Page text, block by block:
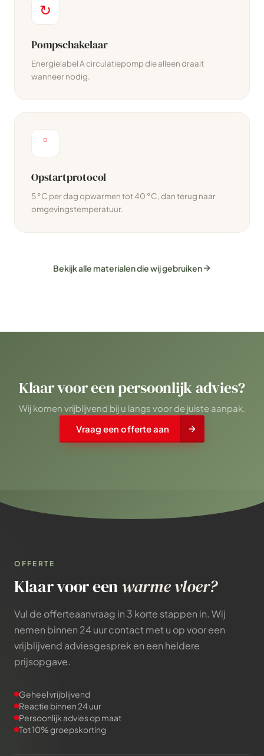
↻
Pompschakelaar
Energielabel A circulatiepomp die alleen draait
wanneer nodig.
°
Opstartprotocol
5 °C per dag opwarmen tot 40 °C, dan terug naar
omgevingstemperatuur.
Bekijk alle materialen die wij gebruiken
Klaar voor een persoonlijk advies?
Wij komen vrijblijvend bij u langs voor de juiste aanpak.
Vraag een offerte aan
OFFERTE
Klaar voor eenwarme vloer?
Vul de offerteaanvraag in 3 korte stappen in. Wij
nemen binnen 24 uur contact met u op voor een
vrijblijvend adviesgesprek en een heldere
prijsopgave.
Geheel vrijblijvend
Reactie binnen 24 uur
Persoonlijk advies op maat
Tot 10% groepskorting